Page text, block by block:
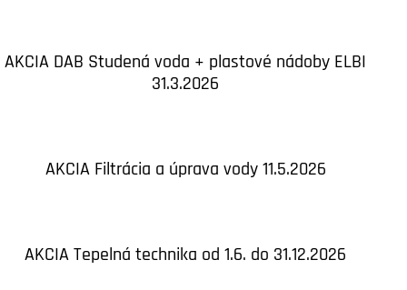
AKCIA DAB Studená voda + plastové nádoby ELBI
31.3.2026
AKCIA Filtrácia a úprava vody 11.5.2026
AKCIA Tepelná technika od 1.6. do 31.12.2026